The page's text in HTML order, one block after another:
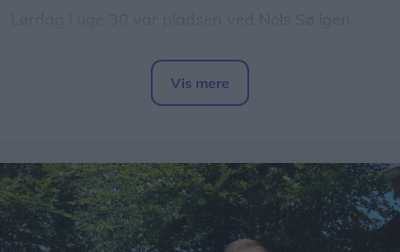
Torvedag. Mange lokale og besøgende lagde
vejen forbi for at opleve musik, aktiviteter,
Et af dagens højdepunkter var uddelingen af den
traditionsrige Nols Ridder-orden, som hvert år
tildeles personer eller grupper, der har ydet en
særlig indsats for Saltum og lokalområdet.
Vis mere